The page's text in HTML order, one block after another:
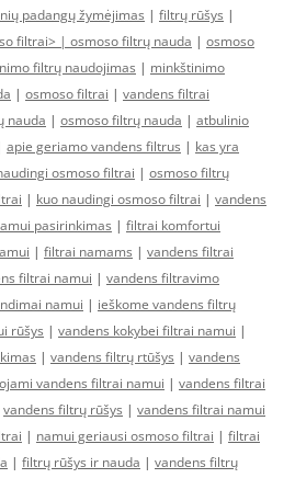
padangų žymėjimas | filtrų rūšys |
filtrai> | osmoso filtrų nauda | osmoso
filtrų naudojimas | minkštinimo
| osmoso filtrai | vandens filtrai
nauda | osmoso filtrų nauda | atbulinio
apie geriamo vandens filtrus | kas yra
osmoso filtrai | osmoso filtrų
| kuo naudingi osmoso filtrai | vandens
pasirinkimas | filtrai komfortui
| filtrai namams | vandens filtrai
filtrai namui | vandens filtravimo
namui | ieškome vandens filtrų
rūšys | vandens kokybei filtrai namui |
| vandens filtrų rtūšys | vandens
vandens filtrai namui | vandens filtrai
vandens filtrų rūšys | vandens filtrai namui
| namui geriausi osmoso filtrai | filtrai
| filtrų rūšys ir nauda | vandens filtrų